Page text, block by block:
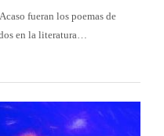
fueran los poemas de
en la literatura…